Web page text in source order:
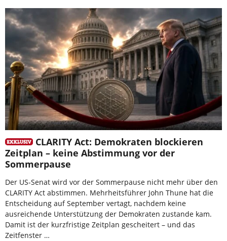
CLARITY Act: Demokraten blockieren
Zeitplan – keine Abstimmung vor der
Sommerpause
Der US-Senat wird vor der Sommerpause nicht mehr über den
CLARITY Act abstimmen. Mehrheitsführer John Thune hat die
Entscheidung auf September vertagt, nachdem keine
ausreichende Unterstützung der Demokraten zustande kam.
Damit ist der kurzfristige Zeitplan gescheitert – und das
Zeitfenster …